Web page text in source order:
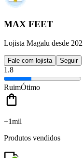
MAX FEET
Lojista Magalu desde
Fale com lojista Seguir
1.8
RuimÓtimo
+1mil
Produtos vendidos